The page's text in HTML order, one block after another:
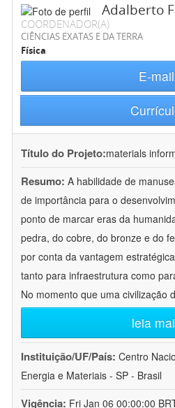
Adalberto
COORDENADOR(A)
CIÊNCIAS EXATAS E DA TERRA
Física
E-mail
Título do Projeto:materials
Resumo: A habilidade de
de importância para o
ponto de marcar eras da
pedra, do cobre, do bronze e do
por conta da vantagem
tanto para infraestrutura como
No momento que uma civilização
leia
Instituição/UF/País: Centro
Energia e Materiais - SP - Brasil
Vigência: Fri Jan 06 00:00:00